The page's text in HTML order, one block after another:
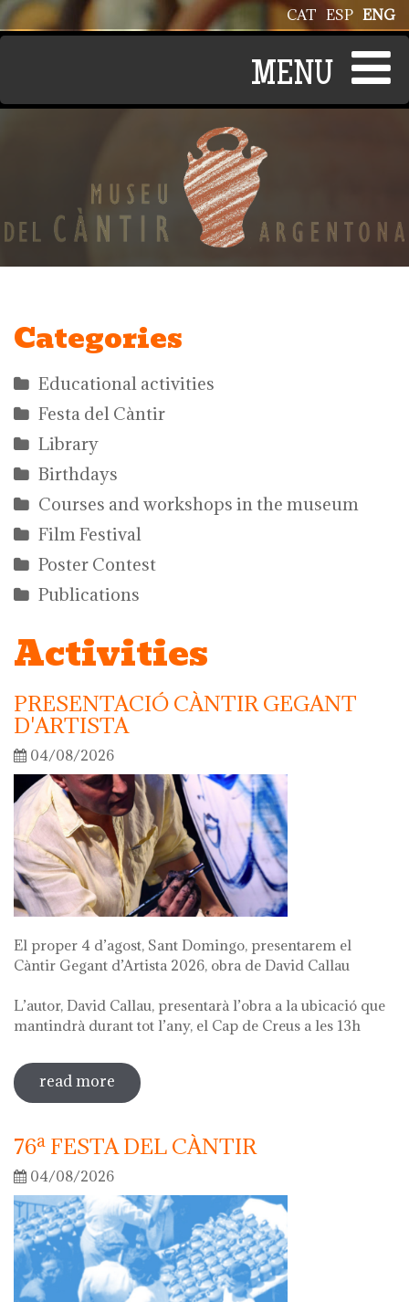
Skip to main content ENG
ESP
CAT
Categories
Educational activities
Festa del Càntir
Library
Birthdays
Courses and workshops in the museum
Film Festival
Poster Contest
Publications
Activities
PRESENTACIÓ CÀNTIR GEGANT
D'ARTISTA
04/08/2026
El proper 4 d’agost, Sant Domingo, presentarem el
Càntir Gegant d’Artista 2026, obra de David Callau
L’autor, David Callau, presentarà l’obra a la ubicació que
mantindrà durant tot l’any, el Cap de Creus a les 13h
read more sobre presentació càntir gegant
d'artista
76ª FESTA DEL CÀNTIR
04/08/2026